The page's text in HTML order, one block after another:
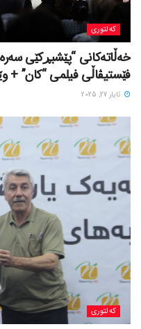
کەلتوری
خه‌ڵاته‌کانی “پێشبڕکێی
فێستیڤاڵی فیلمی “کان” +
ئایار 27, 2025
کەلتوری